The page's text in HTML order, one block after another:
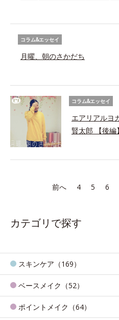
コラム&エッセイ
月曜、朝のさかだち
コラム&エッセイ
エアリアルヨ
賢太郎 【後編】
前へ 4 5 6
カテゴリで探す
スキンケア（169）
ベースメイク（52）
ポイントメイク（64）